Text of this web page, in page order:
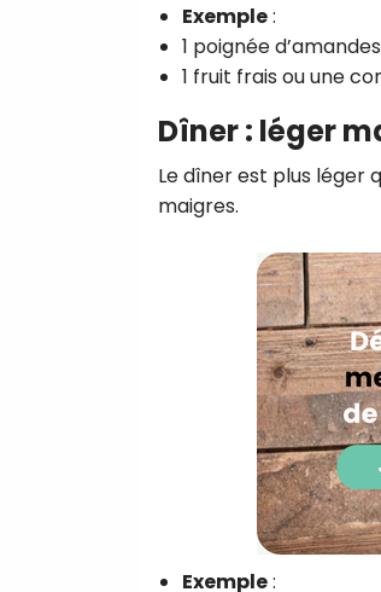
Exemple:
1 poignée
1 fruit frais ou une
Dîner : léger
Le dîner est plus léger
maigres.
Exemple: